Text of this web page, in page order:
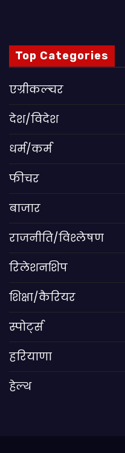
Top Categories
एग्रीकल्चर
देश/विदेश
धर्म/कर्म
फीचर
बाजार
राजनीति/विश्लेषण
रिलेशनशिप
शिक्षा/कैरियर
स्पोर्ट्स
हरियाणा
हेल्थ